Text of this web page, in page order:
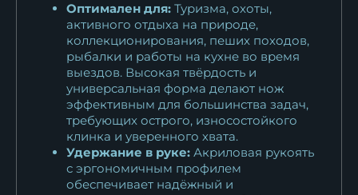
Оптимален для: Туризма, охоты,
активного отдыха на природе,
коллекционирования, пеших походов,
рыбалки и работы на кухне во время
выездов. Высокая твёрдость и
универсальная форма делают нож
эффективным для большинства задач,
требующих острого, износостойкого
клинка и уверенного хвата.
Удержание в руке: Акриловая рукоять
с эргономичным профилем
обеспечивает надёжный и